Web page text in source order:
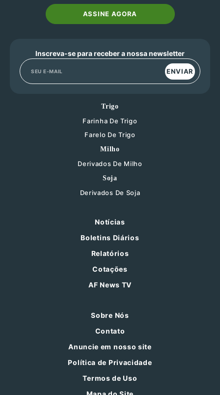
ASSINE AGORA
Inscreva-se para receber a nossa newsletter
ENVIAR
Trigo
Farinha De Trigo
Farelo De Trigo
Milho
Derivados De Milho
Soja
Derivados De Soja
Notícias
Boletins Diários
Relatórios
Cotações
AF News TV
Sobre Nós
Contato
Anuncie em nosso site
Política de Privacidade
Termos de Uso